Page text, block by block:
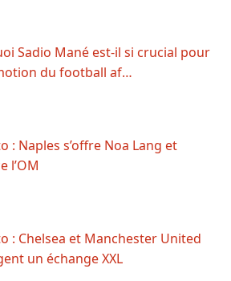
Sadio Mané est-il si crucial pour
du football af…
: Naples s’offre Noa Lang et
l’OM
: Chelsea et Manchester United
un échange XXL